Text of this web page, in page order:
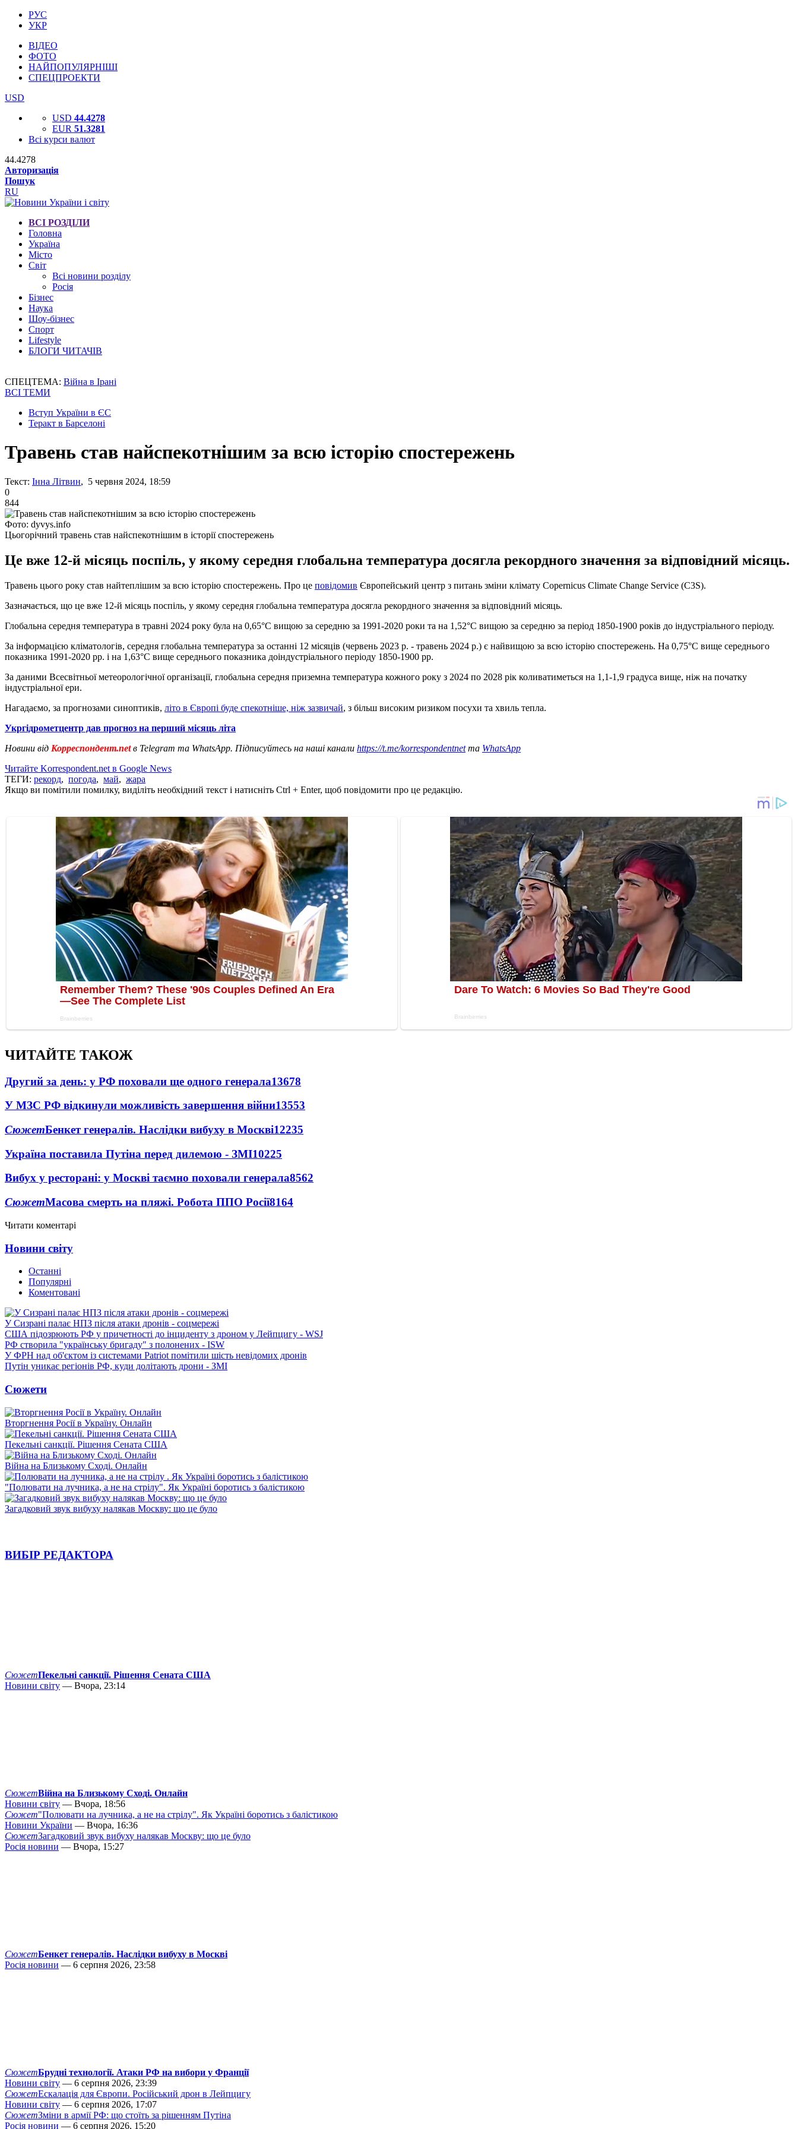
РУС
УКР
ВІДЕО
ФОТО
НАЙПОПУЛЯРНІШІ
СПЕЦПРОЕКТИ
USD
USD 44.4278
EUR 51.3281
Всі курси валют
44.4278
Авторизація
Пошук
RU
ВСІ РОЗДІЛИ
Головна
Україна
Місто
Світ
Всі новини розділу
Росія
Бізнес
Наука
Шоу-бізнес
Спорт
Lifestyle
БЛОГИ ЧИТАЧІВ
СПЕЦТЕМА: Війна в Ірані
ВСІ ТЕМИ
Вступ України в ЄС
Теракт в Барселоні
Травень став найспекотнішим за всю історію спостережень
Текст: Інна Літвин, 5 червня 2024, 18:59
0
844
Фото: dyvys.info
Цьогорічний травень став найспекотнішим в історії спостережень
Це вже 12-й місяць поспіль, у якому середня глобальна температура досягла рекордного значення за відповідний місяць.
Травень цього року став найтеплішим за всю історію спостережень. Про це повідомив Європейський центр з питань зміни клімату Copernicus Climate Change Service (C3S).
Зазначається, що це вже 12-й місяць поспіль, у якому середня глобальна температура досягла рекордного значення за відповідний місяць.
Глобальна середня температура в травні 2024 року була на 0,65°C вищою за середню за 1991-2020 роки та на 1,52°C вищою за середню за період 1850-1900 років до індустріального періоду.
За інформацією кліматологів, середня глобальна температура за останні 12 місяців (червень 2023 р. - травень 2024 р.) є найвищою за всю історію спостережень. На 0,75°C вище середнього
показника 1991-2020 рр. і на 1,63°C вище середнього показника доіндустріального періоду 1850-1900 рр.
За даними Всесвітньої метеорологічної організації, глобальна середня приземна температура кожного року з 2024 по 2028 рік коливатиметься на 1,1-1,9 градуса вище, ніж на початку
індустріальної ери.
Нагадаємо, за прогнозами синоптиків, літо в Європі буде спекотніше, ніж зазвичай, з більш високим ризиком посухи та хвиль тепла.
Укргідрометцентр дав прогноз на перший місяць літа
Новини від Корреспондент.netв Telegram та WhatsApp. Підписуйтесь на наші канали https://t.me/korrespondentnetта WhatsApp
Читайте Korrespondent.net в Google News
ТЕГИ: рекорд, погода, май, жара
Якщо ви помітили помилку, виділіть необхідний текст і натисніть Ctrl + Enter, щоб повідомити про це редакцію.
ЧИТАЙТЕ ТАКОЖ
Другий за день: у РФ поховали ще одного генерала13678
У МЗС РФ відкинули можливість завершення війни13553
СюжетБенкет генералів. Наслідки вибуху в Москві12235
Україна поставила Путіна перед дилемою - ЗМІ10225
Вибух у ресторані: у Москві таємно поховали генерала8562
СюжетМасова смерть на пляжі. Робота ППО Росії8164
Читати коментарі
Новини світу
Останні
Популярні
Коментовані
У Сизрані палає НПЗ після атаки дронів - соцмережі
США підозрюють РФ у причетності до інциденту з дроном у Лейпцигу - WSJ
РФ створила "українську бригаду" з полонених - ISW
У ФРН над об'єктом із системами Patriot помітили шість невідомих дронів
Путін уникає регіонів РФ, куди долітають дрони - ЗМІ
Сюжети
Вторгнення Росії в Україну. Онлайн
Пекельні санкції. Рішення Сената США
Війна на Близькому Сході. Онлайн
"Полювати на лучника, а не на стрілу". Як Україні боротись з балістикою
Загадковий звук вибуху налякав Москву: що це було
ВИБІР РЕДАКТОРА
СюжетПекельні санкції. Рішення Сената США
Новини світу — Вчора, 23:14
СюжетВійна на Близькому Сході. Онлайн
Новини світу — Вчора, 18:56
Сюжет"Полювати на лучника, а не на стрілу". Як Україні боротись з балістикою
Новини України — Вчора, 16:36
СюжетЗагадковий звук вибуху налякав Москву: що це було
Росія новини — Вчора, 15:27
СюжетБенкет генералів. Наслідки вибуху в Москві
Росія новини — 6 серпня 2026, 23:58
СюжетБрудні технології. Атаки РФ на вибори у Франції
Новини світу — 6 серпня 2026, 23:39
СюжетЕскалація для Європи. Російський дрон в Лейпцигу
Новини світу — 6 серпня 2026, 17:07
СюжетЗміни в армії РФ: що стоїть за рішенням Путіна
Росія новини — 6 серпня 2026, 15:20